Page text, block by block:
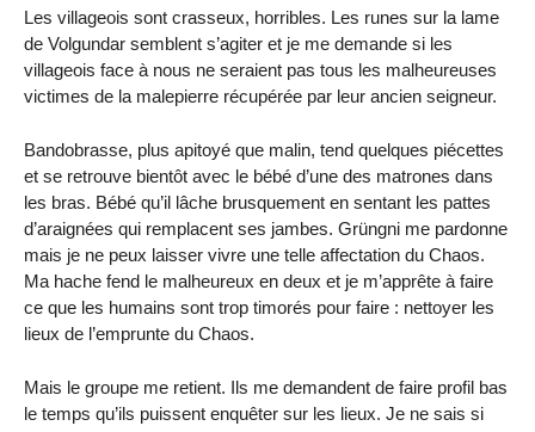
Les villageois sont crasseux, horribles. Les runes sur la lame
de Volgundar semblent s’agiter et je me demande si les
villageois face à nous ne seraient pas tous les malheureuses
victimes de la malepierre récupérée par leur ancien seigneur.
Bandobrasse, plus apitoyé que malin, tend quelques piécettes
et se retrouve bientôt avec le bébé d’une des matrones dans
les bras. Bébé qu’il lâche brusquement en sentant les pattes
d’araignées qui remplacent ses jambes. Grüngni me pardonne
mais je ne peux laisser vivre une telle affectation du Chaos.
Ma hache fend le malheureux en deux et je m’apprête à faire
ce que les humains sont trop timorés pour faire : nettoyer les
lieux de l’emprunte du Chaos.
Mais le groupe me retient. Ils me demandent de faire profil bas
le temps qu’ils puissent enquêter sur les lieux. Je ne sais si